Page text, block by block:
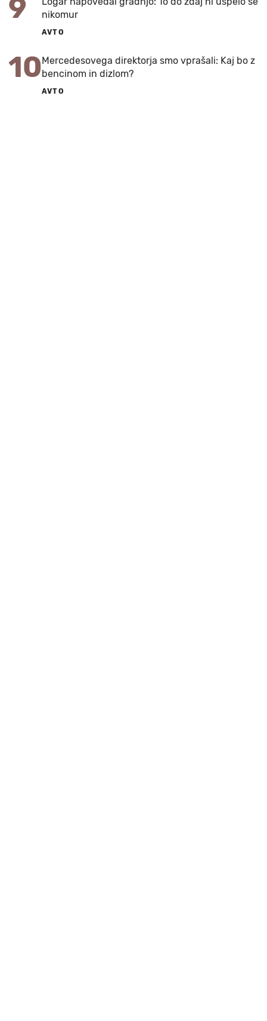
9
nikomur
AVTO
10Mercedesovega direktorja smo vprašali: Kaj bo z
bencinom in dizlom?
AVTO